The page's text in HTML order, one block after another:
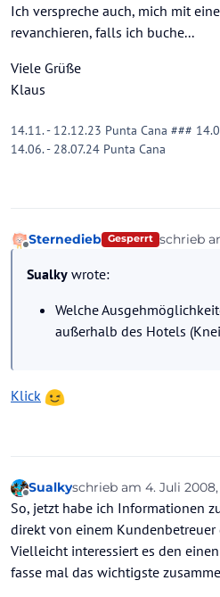
Ich verspreche auch, mich mit
revanchieren, falls ich buche...
Viele Grüße
Klaus
14.11. - 12.12.23 Punta Cana ###
14.06. - 28.07.24 Punta Cana
Offline
Sternedieb Gesperrt schrieb
zuletzt
Sualky wrote:
Welche
außerhalb des Hotels
Klick
Offline
Sualkyschrieb am 4. Juli 2008,
zuletzt editiert von
So, jetzt habe ich Informationen
direkt von einem Kundenbetreuer
Vielleicht interessiert es den
fasse mal das wichtigste